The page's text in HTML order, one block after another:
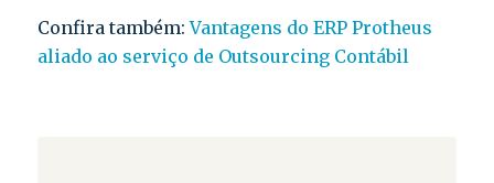
Confira também:Vantagens do ERP Protheus
aliado ao serviço de Outsourcing Contábil